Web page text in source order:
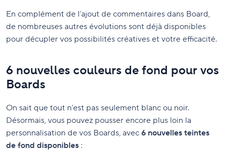
En complément de l’ajout de commentaires dans Board,
de nombreuses autres évolutions sont déjà disponibles
pour décupler vos possibilités créatives et votre efficacité.
6 nouvelles couleurs de fond pour vos
Boards
On sait que tout n’est pas seulement blanc ou noir.
Désormais, vous pouvez pousser encore plus loin la
personnalisation de vos Boards, avec 6 nouvelles teintes
de fond disponibles :